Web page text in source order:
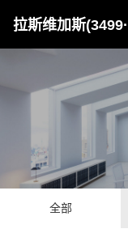
拉斯维加斯
全部